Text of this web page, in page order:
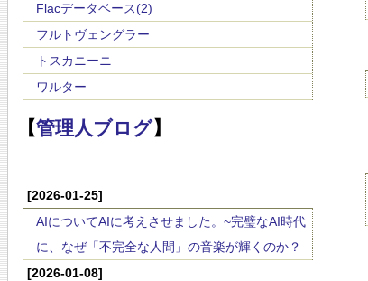
Flacデータベース(2)
フルトヴェングラー
トスカニーニ
ワルター
【管理人ブログ】
[2026-01-25]
AIについてAIに考えさせました。~完璧なAI時代
に、なぜ「不完全な人間」の音楽が輝くのか？
[2026-01-08]